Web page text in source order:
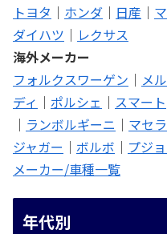
トヨタ ｜ ホンダ ｜ 日産 ｜
ダイハツ ｜ レクサス
海外メーカー
フォルクスワーゲン ｜ メ
ディ ｜ ポルシェ ｜ スマート
｜ ランボルギーニ ｜ マセ
ジャガー ｜ ボルボ ｜ プジ
メーカー/車種一覧
年代別